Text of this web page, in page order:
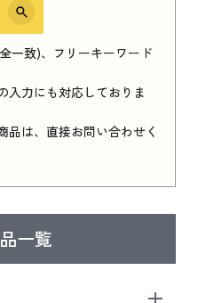
一致)、フリーキーワード
入力にも対応しておりま
品は、直接お問い合わせく
一覧